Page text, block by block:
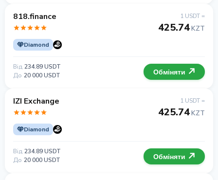
818.finance
Diamond
1 USDT =
425.74KZT
Від 234.89 USDT
До 20 000 USDT Обміняти
IZI Exchange
Diamond
1 USDT =
425.74KZT
Від 234.89 USDT
До 20 000 USDT Обміняти